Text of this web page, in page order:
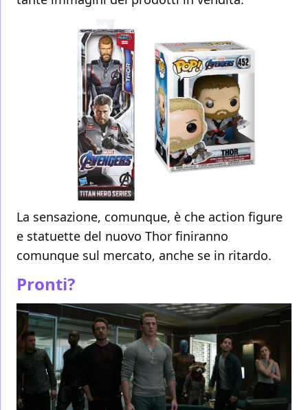
La sensazione, comunque, è che action figure
e statuette del nuovo Thor finiranno
comunque sul mercato, anche se in ritardo.
Pronti?